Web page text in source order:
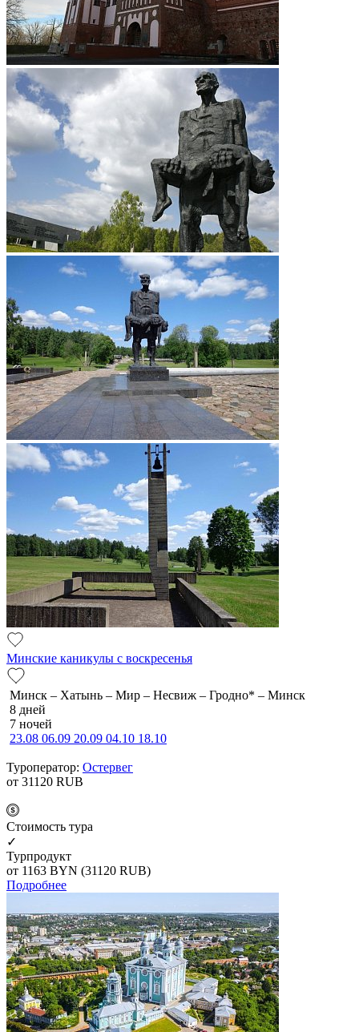
Минские каникулы с воскресенья
Минск – Хатынь – Мир – Несвиж – Гродно* – Минск
8 дней
7 ночей
23.08 06.09 20.09 04.10 18.10
Туроператор: Остервег
от 31120 RUB
Cтоимость тура
✓
Турпродукт
от 1163 BYN (31120 RUB)
Подробнее